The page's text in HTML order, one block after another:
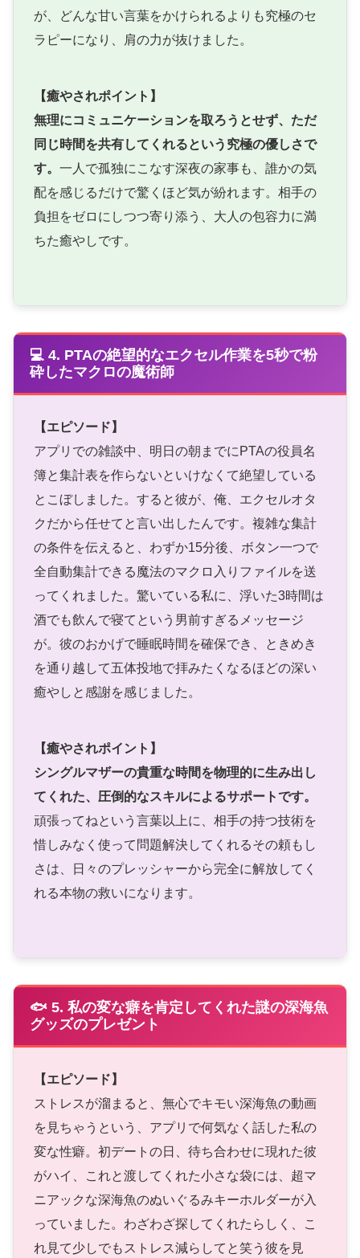
が、どんな甘い言葉をかけられるよりも究極のセ
ラピーになり、肩の力が抜けました。
【癒やされポイント】
無理にコミュニケーションを取ろうとせず、ただ
同じ時間を共有してくれるという究極の優しさで
す。 一人で孤独にこなす深夜の家事も、誰かの気
配を感じるだけで驚くほど気が紛れます。相手の
負担をゼロにしつつ寄り添う、大人の包容力に満
ちた癒やしです。
💻 4. PTAの絶望的なエクセル作業を5秒で粉
砕したマクロの魔術師
【エピソード】
アプリでの雑談中、明日の朝までにPTAの役員名
簿と集計表を作らないといけなくて絶望している
とこぼしました。すると彼が、俺、エクセルオタ
クだから任せてと言い出したんです。複雑な集計
の条件を伝えると、わずか15分後、ボタン一つで
全自動集計できる魔法のマクロ入りファイルを送
ってくれました。驚いている私に、浮いた3時間は
酒でも飲んで寝てという男前すぎるメッセージ
が。彼のおかげで睡眠時間を確保でき、ときめき
を通り越して五体投地で拝みたくなるほどの深い
癒やしと感謝を感じました。
【癒やされポイント】
シングルマザーの貴重な時間を物理的に生み出し
てくれた、圧倒的なスキルによるサポートです。
頑張ってねという言葉以上に、相手の持つ技術を
惜しみなく使って問題解決してくれるその頼もし
さは、日々のプレッシャーから完全に解放してく
れる本物の救いになります。
🐟 5. 私の変な癖を肯定してくれた謎の深海魚
グッズのプレゼント
【エピソード】
ストレスが溜まると、無心でキモい深海魚の動画
を見ちゃうという、アプリで何気なく話した私の
変な性癖。初デートの日、待ち合わせに現れた彼
がハイ、これと渡してくれた小さな袋には、超マ
ニアックな深海魚のぬいぐるみキーホルダーが入
っていました。わざわざ探してくれたらしく、こ
れ見て少しでもストレス減らしてと笑う彼を見